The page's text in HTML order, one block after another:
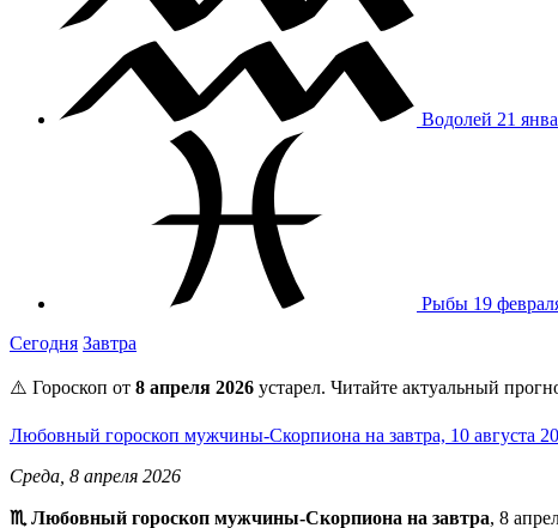
Водолей 21
Рыбы 19
Сегодня Завтра
⚠️ Гороскоп от 8 апреля 2026 устарел. Читайте актуальный
Любовный гороскоп мужчины-Скорпиона на завтра, 10 августа
Среда, 8 апреля 2026
♏ Любовный гороскоп мужчины-Скорпиона на завтра, 8